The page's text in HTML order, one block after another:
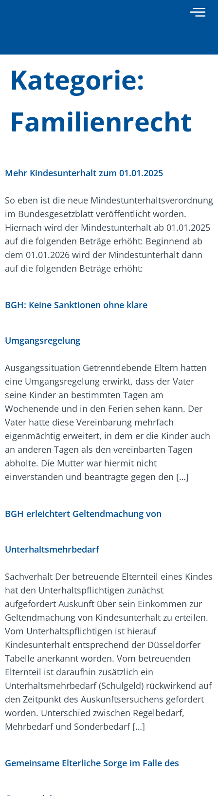
Kategorie:
Familienrecht
Mehr Kindesunterhalt zum 01.01.2025
So eben ist die neue Mindestunterhaltsverordnung
im Bundesgesetzblatt veröffentlicht worden.
Hiernach wird der Mindestunterhalt ab 01.01.2025
auf die folgenden Beträge erhöht: Beginnend ab
dem 01.01.2026 wird der Mindestunterhalt dann
auf die folgenden Beträge erhöht:
BGH: Keine Sanktionen ohne klare
Umgangsregelung
Ausgangssituation Getrenntlebende Eltern hatten
eine Umgangsregelung erwirkt, dass der Vater
seine Kinder an bestimmten Tagen am
Wochenende und in den Ferien sehen kann. Der
Vater hatte diese Vereinbarung mehrfach
eigenmächtig erweitert, in dem er die Kinder auch
an anderen Tagen als den vereinbarten Tagen
abholte. Die Mutter war hiermit nicht
einverstanden und beantragte gegen den […]
BGH erleichtert Geltendmachung von
Unterhaltsmehrbedarf
Sachverhalt Der betreuende Elternteil eines Kindes
hat den Unterhaltspflichtigen zunächst
aufgefordert Auskunft über sein Einkommen zur
Geltendmachung von Kindesunterhalt zu erteilen.
Vom Unterhaltspflichtigen ist hierauf
Kindesunterhalt entsprechend der Düsseldorfer
Tabelle anerkannt worden. Vom betreuenden
Elternteil ist daraufhin zusätzlich ein
Unterhaltsmehrbedarf (Schulgeld) rückwirkend auf
den Zeitpunkt des Auskunftsersuchens gefordert
worden. Unterschied zwischen Regelbedarf,
Mehrbedarf und Sonderbedarf […]
Gemeinsame Elterliche Sorge im Falle des